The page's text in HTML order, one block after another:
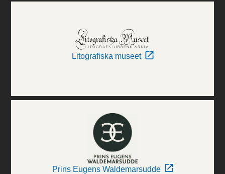
Litografiska museet
Prins Eugens Waldemarsudde